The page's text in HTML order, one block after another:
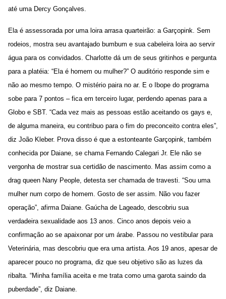
até uma Dercy Gonçalves.
Ela é assessorada por uma loira arrasa quarteirão: a Garçopink. Sem
rodeios, mostra seu avantajado bumbum e sua cabeleira loira ao servir
água para os convidados. Charlotte dá um de seus gritinhos e pergunta
para a platéia: “Ela é homem ou mulher?” O auditório responde sim e
não ao mesmo tempo. O mistério paira no ar. E o Ibope do programa
sobe para 7 pontos – fica em terceiro lugar, perdendo apenas para a
Globo e SBT. “Cada vez mais as pessoas estão aceitando os gays e,
de alguma maneira, eu contribuo para o fim do preconceito contra eles”,
diz João Kleber. Prova disso é que a estonteante Garçopink, também
conhecida por Daiane, se chama Fernando Calegari Jr. Ele não se
vergonha de mostrar sua certidão de nascimento. Mas assim como a
drag queen Nany People, detesta ser chamada de travesti. “Sou uma
mulher num corpo de homem. Gosto de ser assim. Não vou fazer
operação”, afirma Daiane. Gaúcha de Lageado, descobriu sua
verdadeira sexualidade aos 13 anos. Cinco anos depois veio a
confirmação ao se apaixonar por um árabe. Passou no vestibular para
Veterinária, mas descobriu que era uma artista. Aos 19 anos, apesar de
aparecer pouco no programa, diz que seu objetivo são as luzes da
ribalta. “Minha família aceita e me trata como uma garota saindo da
puberdade”, diz Daiane.